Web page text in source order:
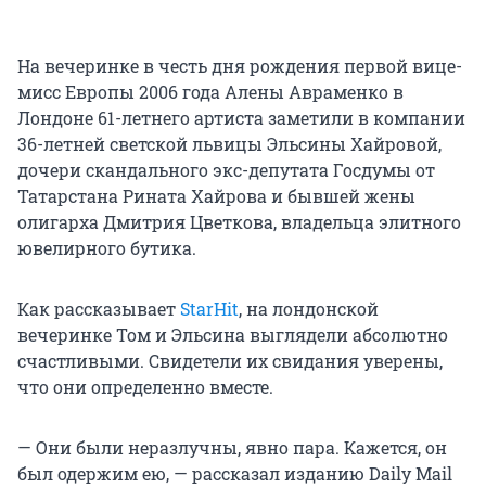
На вечеринке в честь дня рождения первой вице-
мисс Европы 2006 года Алены Авраменко в
Лондоне 61-летнего артиста заметили в компании
36-летней светской львицы Эльсины Хайровой,
дочери скандального экс-депутата Госдумы от
Татарстана Рината Хайрова и бывшей жены
олигарха Дмитрия Цветкова, владельца элитного
ювелирного бутика.
Как рассказывает StarHit, на лондонской
вечеринке Том и Эльсина выглядели абсолютно
счастливыми. Свидетели их свидания уверены,
что они определенно вместе.
— Они были неразлучны, явно пара. Кажется, он
был одержим ею, — рассказал изданию Daily Mail